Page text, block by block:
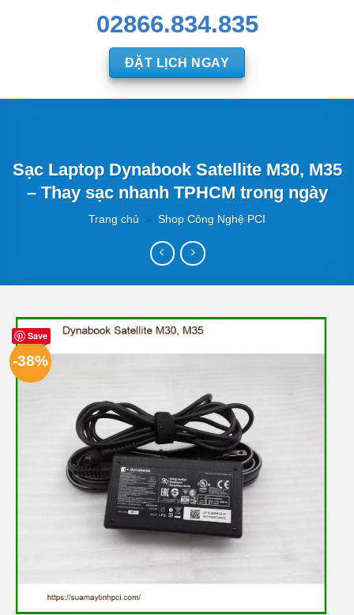
02866.834.835
ĐẶT LỊCH NGAY
Sạc Laptop Dynabook Satellite M30, M35
– Thay sạc nhanh TPHCM trong ngày
Trang chủ » Shop Công Nghệ PCI
Save
-38%